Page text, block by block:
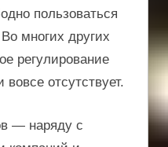
пользоваться
многих других
регулирование
отсутствует.
— наряду с